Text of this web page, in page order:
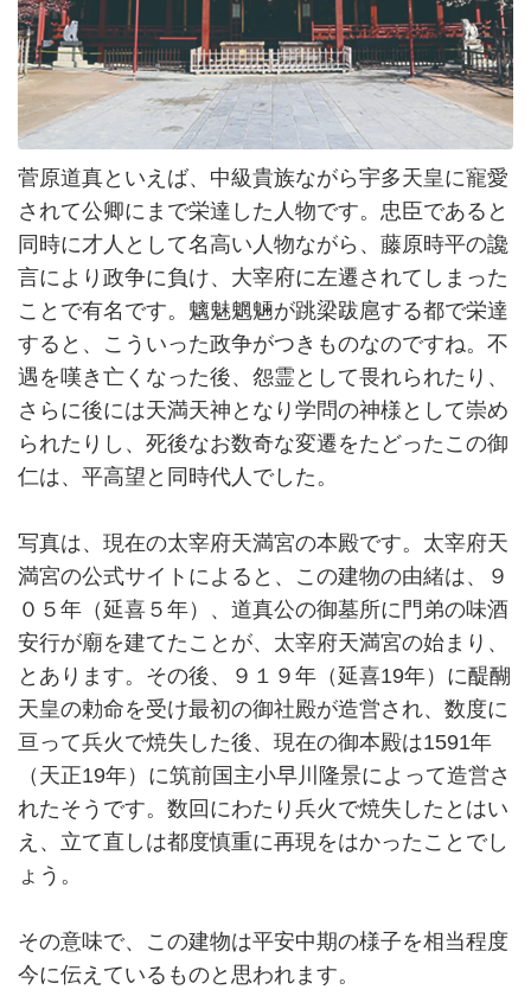
菅原道真といえば、中級貴族ながら宇多天皇に寵愛
されて公卿にまで栄達した人物です。忠臣であると
同時に才人として名高い人物ながら、藤原時平の讒
言により政争に負け、大宰府に左遷されてしまった
ことで有名です。魑魅魍魎が跳梁跋扈する都で栄達
すると、こういった政争がつきものなのですね。不
遇を嘆き亡くなった後、怨霊として畏れられたり、
さらに後には天満天神となり学問の神様として崇め
られたりし、死後なお数奇な変遷をたどったこの御
仁は、平高望と同時代人でした。
写真は、現在の太宰府天満宮の本殿です。太宰府天
満宮の公式サイトによると、この建物の由緒は、９
０５年（延喜５年）、道真公の御墓所に門弟の味酒
安行が廟を建てたことが、太宰府天満宮の始まり、
とあります。その後、９１９年（延喜19年）に醍醐
天皇の勅命を受け最初の御社殿が造営され、数度に
亘って兵火で焼失した後、現在の御本殿は1591年
（天正19年）に筑前国主小早川隆景によって造営さ
れたそうです。数回にわたり兵火で焼失したとはい
え、立て直しは都度慎重に再現をはかったことでし
ょう。
その意味で、この建物は平安中期の様子を相当程度
今に伝えているものと思われます。